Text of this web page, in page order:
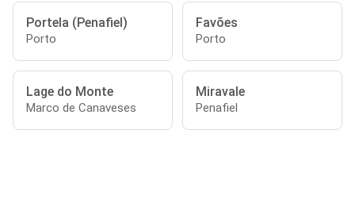
Portela (Penafiel)
Porto
Favões
Porto
Lage do Monte
Marco de Canaveses
Miravale
Penafiel